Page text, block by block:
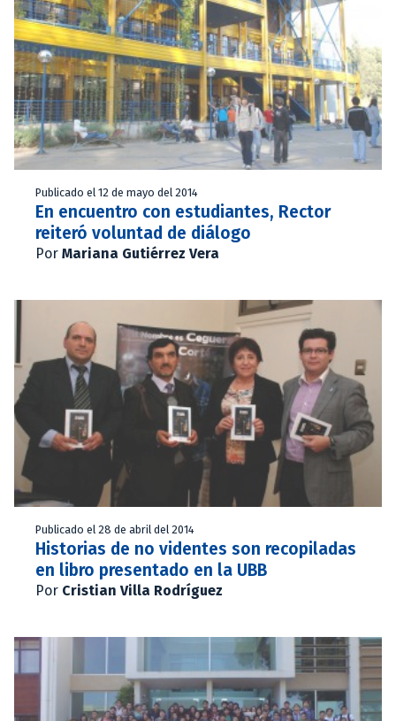
Publicado el 12 de mayo del 2014
En encuentro con estudiantes, Rector
reiteró voluntad de diálogo
Por Mariana Gutiérrez Vera
Publicado el 28 de abril del 2014
Historias de no videntes son recopiladas
en libro presentado en la UBB
Por Cristian Villa Rodríguez